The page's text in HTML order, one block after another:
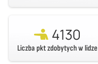
4130
Liczba pkt zdobytych w lidze